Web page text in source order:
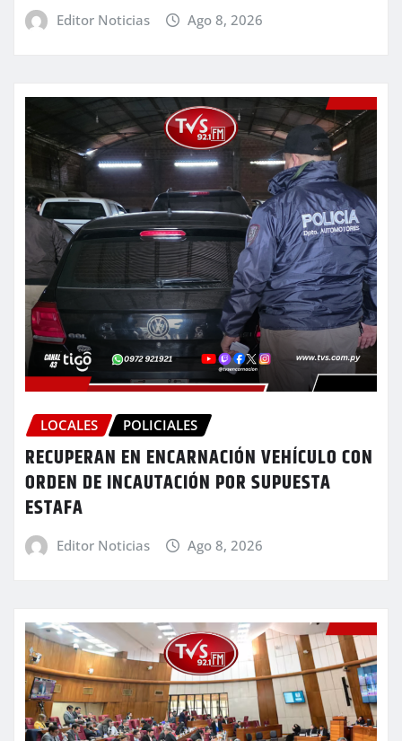
Editor Noticias Ago 8, 2026
LOCALES POLICIALES
RECUPERAN EN ENCARNACIÓN VEHÍCULO CON
ORDEN DE INCAUTACIÓN POR SUPUESTA
ESTAFA
Editor Noticias Ago 8, 2026